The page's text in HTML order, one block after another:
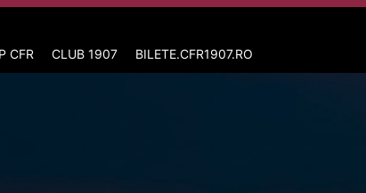
CFR CLUB 1907 BILETE.CFR1907.RO